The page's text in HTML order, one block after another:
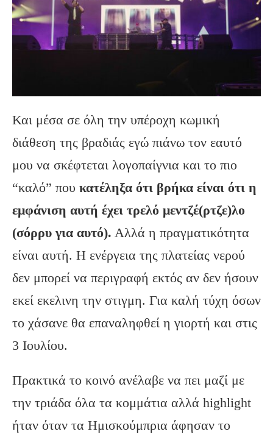
Και μέσα σε όλη την υπέροχη κωμική
διάθεση της βραδιάς εγώ πιάνω τον εαυτό
μου να σκέφτεται λογοπαίγνια και το πιο
“καλό” που κατέληξα ότι βρήκα είναι ότι η
εμφάνιση αυτή έχει τρελό μεντζέ(ρτζε)λο
(σόρρυ για αυτό). Αλλά η πραγματικότητα
είναι αυτή. Η ενέργεια της πλατείας νερού
δεν μπορεί να περιγραφή εκτός αν δεν ήσουν
εκεί εκελινη την στιγμη. Για καλή τύχη όσων
το χάσανε θα επαναληφθεί η γιορτή και στις
3 Ιουλίου.
Πρακτικά το κοινό ανέλαβε να πει μαζί με
την τριάδα όλα τα κομμάτια αλλά highlight
ήταν όταν τα Ημισκούμπρια άφησαν το